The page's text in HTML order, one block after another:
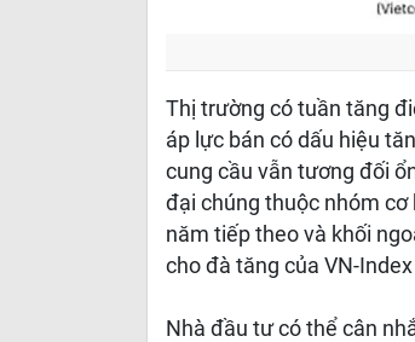
Thị trường có tuần tăng
áp lực bán có dấu hiệu
cung cầu vẫn tương đối
đại chúng thuộc nhóm
năm tiếp theo và khối
cho đà tăng của VN-
Nhà đầu tư có thể cân